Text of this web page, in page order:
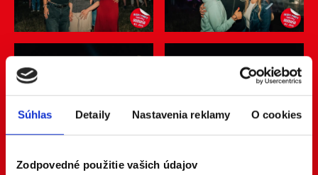
Súhlas Detaily Nastavenia reklamy O cookies
Zodpovedné použitie vašich údajov